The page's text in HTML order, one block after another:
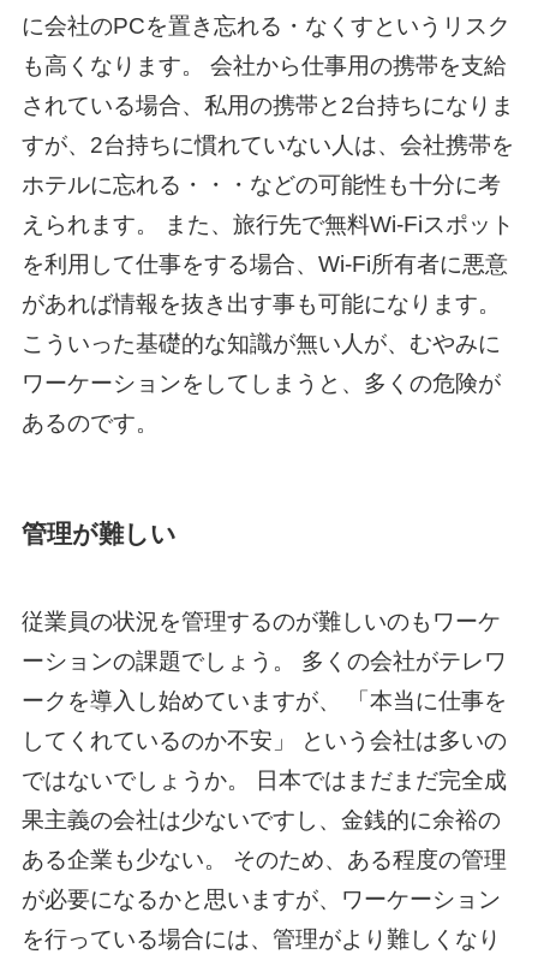
に会社のPCを置き忘れる・なくすというリスク
も高くなります。 会社から仕事用の携帯を支給
されている場合、私用の携帯と2台持ちになりま
すが、2台持ちに慣れていない人は、会社携帯を
ホテルに忘れる・・・などの可能性も十分に考
えられます。 また、旅行先で無料Wi-Fiスポット
を利用して仕事をする場合、Wi-Fi所有者に悪意
があれば情報を抜き出す事も可能になります。
こういった基礎的な知識が無い人が、むやみに
ワーケーションをしてしまうと、多くの危険が
あるのです。
管理が難しい
従業員の状況を管理するのが難しいのもワーケ
ーションの課題でしょう。 多くの会社がテレワ
ークを導入し始めていますが、 「本当に仕事を
してくれているのか不安」 という会社は多いの
ではないでしょうか。 日本ではまだまだ完全成
果主義の会社は少ないですし、金銭的に余裕の
ある企業も少ない。 そのため、ある程度の管理
が必要になるかと思いますが、ワーケーション
を行っている場合には、管理がより難しくなり